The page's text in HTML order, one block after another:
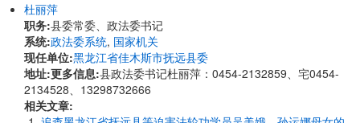
杜丽萍
职务:县委常委、政法委书记
系统:政法委系统, 国家机关
现任单位:黑龙江省佳木斯市抚远县委
地址:更多信息:县政法委书记杜丽萍：0454-2132859、宅0454-
2134528、13298732666
相关文章: